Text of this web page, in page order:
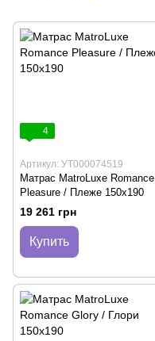
4
Артикул: УТ000074519
Матрас MatroLuxe Romance
Pleasure / Плеже 150х190
19 261 грн
Купить